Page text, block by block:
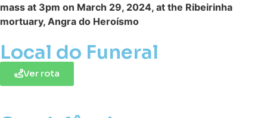
mass at 3pm on March 29, 2024, at the Ribeirinha
mortuary, Angra do Heroísmo
Local do Funeral
Ver rota